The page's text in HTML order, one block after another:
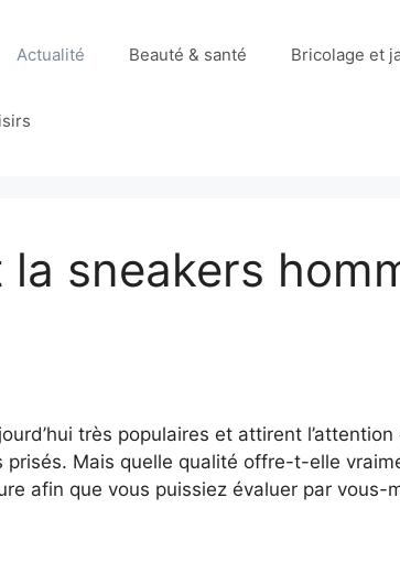
Actualité Beauté & santé Bricolage et
sneakers
très populaires et attirent
prisés. Mais quelle qualité offre-t-elle
afin que vous puissiez évaluer par vous-